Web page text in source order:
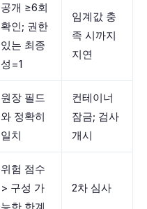
공개 ≥6회
확인; 권한
있는 최종
성=1
임계값 충
족 시까지
지연
원장 필드
와 정확히
일치
컨테이너
잠금; 검사
개시
위험 점수
> 구성 가
2차 심사